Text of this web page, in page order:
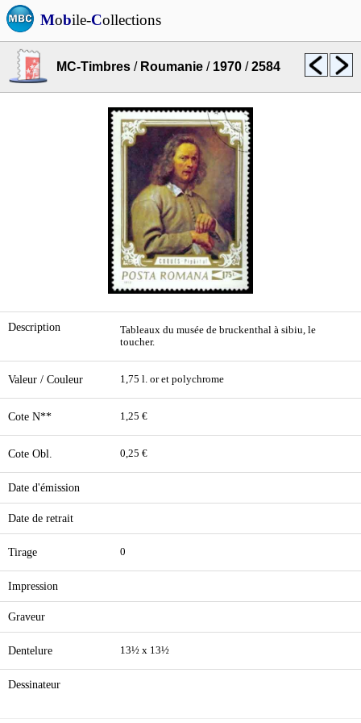
Mobile-Collections
MC-Timbres / Roumanie / 1970 /2584
Description
Tableaux du musée de bruckenthal à sibiu, le
toucher.
Valeur / Couleur 1,75 l. or et polychrome
Cote N** 1,25 €
Cote Obl. 0,25 €
Date d'émission
Date de retrait
Tirage 0
Impression
Graveur
Dentelure 13½ x 13½
Dessinateur